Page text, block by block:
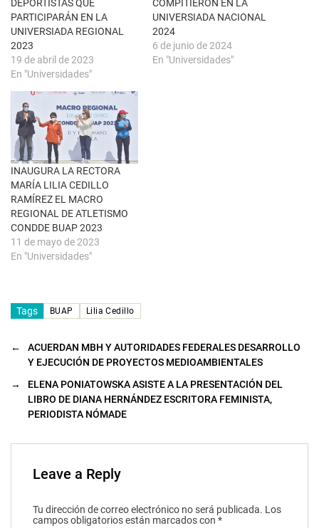
n
u
e
v
b
r
e
u
n
a
v
e
n
t
a
n
a
n
u
e
v
a
)
DEPORTISTAS QUE
PARTICIPARÁN EN LA
UNIVERSIADA REGIONAL
2023
19 de abril de 2023
En "Universidades"
COMPITIERON EN LA
UNIVERSIADA NACIONAL
2024
6 de junio de 2024
En "Universidades"
INAUGURA LA RECTORA
MARÍA LILIA CEDILLO
RAMÍREZ EL MACRO
REGIONAL DE ATLETISMO
CONDDE BUAP 2023
11 de mayo de 2023
En "Universidades"
Tags BUAP Lilia Cedillo
←
ACUERDAN MBH Y AUTORIDADES FEDERALES DESARROLLO
Y EJECUCIÓN DE PROYECTOS MEDIOAMBIENTALES
→
ELENA PONIATOWSKA ASISTE A LA PRESENTACIÓN DEL
LIBRO DE DIANA HERNÁNDEZ ESCRITORA FEMINISTA,
PERIODISTA NÓMADE
Leave a Reply
Tu dirección de correo electrónico no será publicada. Los
campos obligatorios están marcados con *